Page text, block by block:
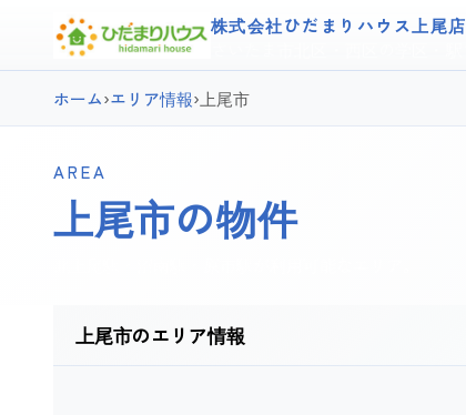
株式会社ひだまりハウス上尾店
ホーム›エリア情報› 上尾市
AREA
上尾市の物件
上尾市のエリア情報